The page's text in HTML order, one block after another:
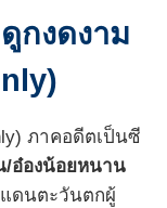
กงดงาม
ภาคอดีตเป็นซี
/อ๋องน้อยหนาน
ดนตะวันตกผู้